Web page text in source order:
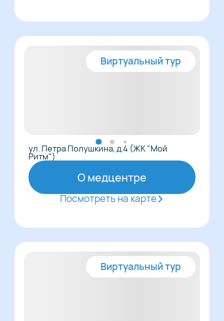
Виртуальный тур
ул. Петра Полушкина, д.4 (ЖК "Мой
Ритм")
О медцентре
Посмотреть на карте
Виртуальный тур